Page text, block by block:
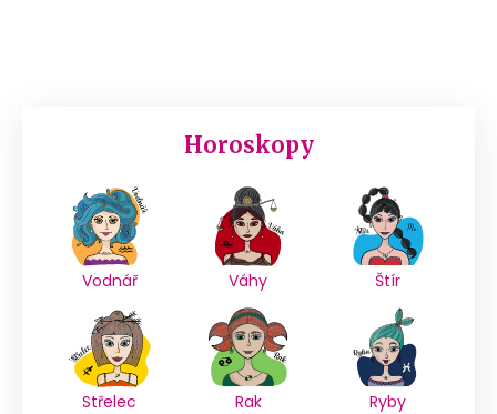
Horoskopy
Vodnář Váhy Štír
Střelec Rak Ryby